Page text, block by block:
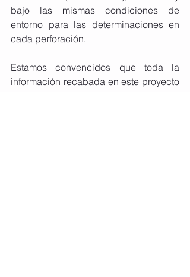
bajo las mismas condiciones de
entorno para las determinaciones en
cada perforación.
Estamos convencidos que toda la
información recabada en este proyecto